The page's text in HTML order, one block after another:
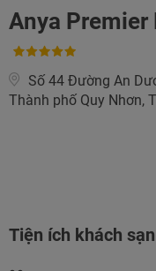
Anya Premier
Số 44 Đường An
Thành phố Quy Nhơn,
Tiện ích khách sạn